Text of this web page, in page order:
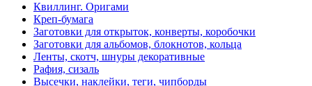
Квиллинг. Оригами
Креп-бумага
Заготовки для открыток, конверты, коробочки
Заготовки для альбомов, блокнотов, кольца
Ленты, скотч, шнуры декоративные
Рафия, сизаль
Высечки, наклейки, теги, чипборды